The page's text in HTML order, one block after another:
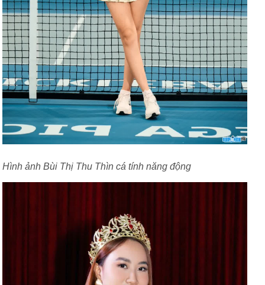
Hình ảnh Bùi Thị Thu Thìn cá tính năng động